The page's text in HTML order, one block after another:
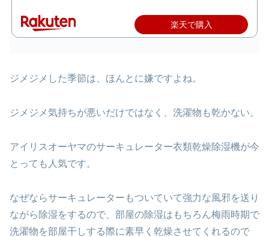
楽天で購入
ジメジメした季節は、ほんとに嫌ですよね。
ジメジメ気持ちが悪いだけではなく、洗濯物も乾かない。
アイリスオーヤマのサーキュレーター衣類乾燥除湿機が今
とっても人気です。
なぜならサーキュレーターもついていて強力な風邪を送り
ながら除湿をするので、部屋の除湿はもちろん梅雨時期で
洗濯物を部屋干しする際に素早く乾燥させてくれるので